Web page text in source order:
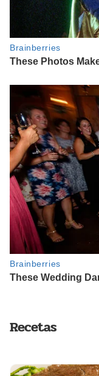
Recetas